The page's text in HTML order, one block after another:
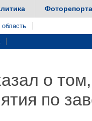
о
по